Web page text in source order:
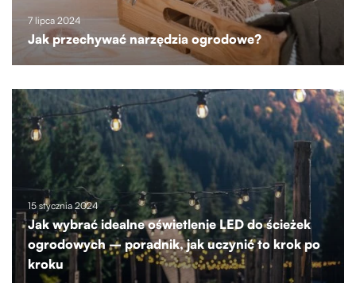
7 lipca 2024
Jak przechywać narzędzia ogrodowe?
15 stycznia 2024
Jak wybrać idealne oświetlenie LED do ścieżek
ogrodowych – poradnik, jak uczynić to krok po
kroku